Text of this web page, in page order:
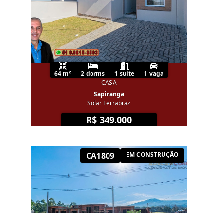
64 m² 2 dorms 1 suíte
1 vaga
CASA
Sapiranga
Solar Ferrabraz
R$ 349.000
CA1809 EM CONSTRUÇÃO